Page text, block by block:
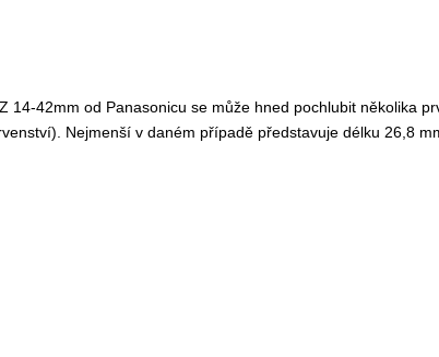
14-42mm od Panasonicu se může hned pochlubit několika
Nejmenší v daném případě představuje délku 26,8